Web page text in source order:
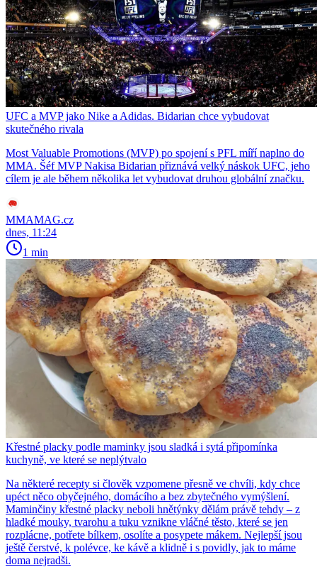
UFC a MVP jako Nike a Adidas. Bidarian chce vybudovat
skutečného rivala
Most Valuable Promotions (MVP) po spojení s PFL míří naplno do
MMA. Šéf MVP Nakisa Bidarian přiznává velký náskok UFC, jeho
cílem je ale během několika let vybudovat druhou globální značku.
MMAMAG.cz
dnes, 11:24
1 min
Křestné placky podle maminky jsou sladká i sytá připomínka
kuchyně, ve které se neplýtvalo
Na některé recepty si člověk vzpomene přesně ve chvíli, kdy chce
upéct něco obyčejného, domácího a bez zbytečného vymýšlení.
Maminčiny křestné placky neboli hnětýnky dělám právě tehdy – z
hladké mouky, tvarohu a tuku vznikne vláčné těsto, které se jen
rozplácne, potřete bílkem, osolíte a posypete mákem. Nejlepší jsou
ještě čerstvé, k polévce, ke kávě a klidně i s povidly, jak to máme
doma nejradši.